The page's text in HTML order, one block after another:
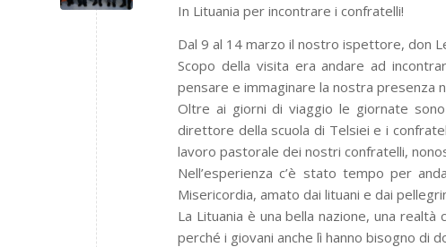
In Lituania per incontrare i confratelli!
Dal 9 al 14 marzo il nostro ispettore, don
Scopo della visita era andare ad
pensare e immaginare la nostra presenza
Oltre ai giorni di viaggio le giornate
direttore della scuola di Telsiei e i
lavoro pastorale dei nostri confratelli,
Nell’esperienza c’è stato tempo per
Misericordia, amato dai lituani e dai
La Lituania è una bella nazione, una
perché i giovani anche lì hanno bisogno di